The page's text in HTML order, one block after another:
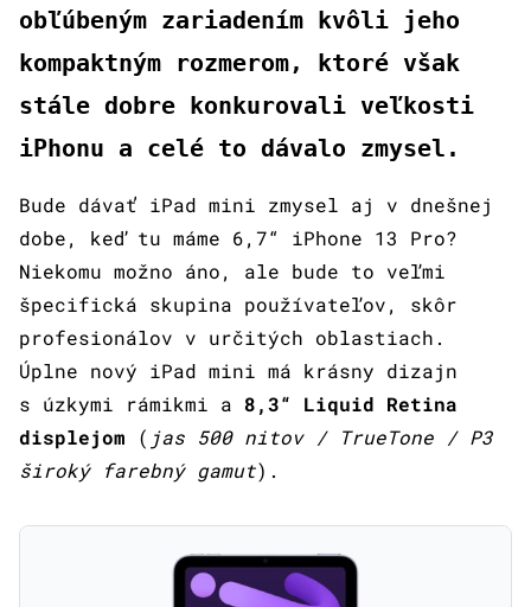
obľúbeným zariadením kvôli jeho
kompaktným rozmerom, ktoré však
stále dobre konkurovali veľkosti
iPhonu a celé to dávalo zmysel.
Bude dávať iPad mini zmysel aj v dnešnej
dobe, keď tu máme 6,7“ iPhone 13 Pro?
Niekomu možno áno, ale bude to veľmi
špecifická skupina používateľov, skôr
profesionálov v určitých oblastiach.
Úplne nový iPad mini má krásny dizajn
s úzkymi rámikmi a 8,3“ Liquid Retina
displejom ( jas 500 nitov / TrueTone / P3
široký farebný gamut).